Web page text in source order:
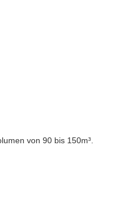
von 90 bis 150m³.